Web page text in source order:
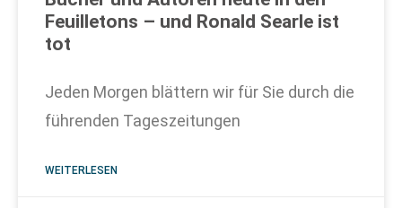
Feuilletons – und Ronald Searle ist
tot
Jeden Morgen blättern wir für Sie durch die
führenden Tageszeitungen
WEITERLESEN